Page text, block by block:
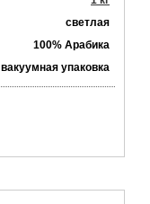
светлая
100% Арабика
вакуумная упаковка